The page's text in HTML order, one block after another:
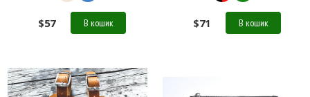
$57 В кошик $71 В кошик